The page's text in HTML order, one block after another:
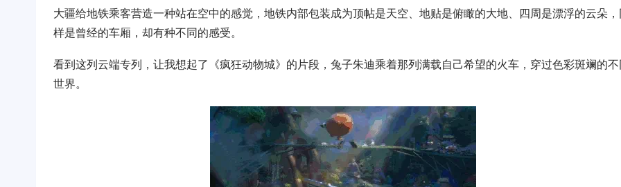
大疆给地铁乘客营造一种站在空中的感觉，地铁内部包装成为顶帖是天空、地贴是俯瞰的大地、四周是漂浮的云朵，
样是曾经的车厢，却有种不同的感受。
看到这列云端专列，让我想起了《疯狂动物城》的片段，兔子朱迪乘着那列满载自己希望的火车，穿过色彩斑斓的不
世界。